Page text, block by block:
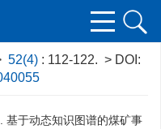
52(4) : 112-122. > DOI:
基于动态知识图谱的煤矿事